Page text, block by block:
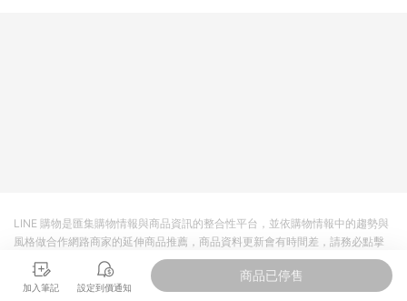
加入筆記 設定到價通知
商品已停售
LINE 購物是匯集購物情報與商品資訊的整合性平台，並依購物情報中的趨勢與
風格做合作網路商家的延伸商品推薦，商品資料更新會有時間差，請務必點擊
商品至各合作網路商家，確認現售價與購物條件，一切資訊以合作廠商網頁為
準。